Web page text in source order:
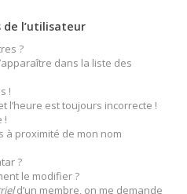
l’utilisateur
?
dans la liste des
!
l’heure est toujours incorrecte !
!
à proximité de mon nom
?
le modifier ?
d’un membre, on me demande